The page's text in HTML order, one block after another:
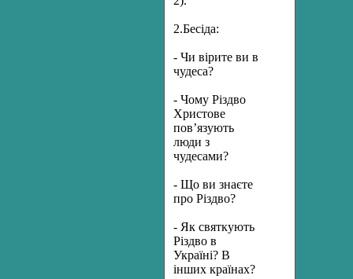
2.Бесіда:
- Чи вірите ви в
чудеса?
- Чому Різдво
Христове
пов’язують
люди з
чудесами?
- Що ви знаєте
про Різдво?
- Як святкують
Різдво в
Україні? В
інших країнах?